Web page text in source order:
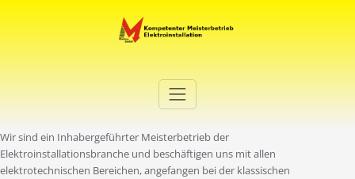
Elektro Martini
Wir sind ein Inhabergeführter Meisterbetrieb der
Elektroinstallationsbranche und beschäftigen uns mit allen
elektrotechnischen Bereichen, angefangen bei der klassischen